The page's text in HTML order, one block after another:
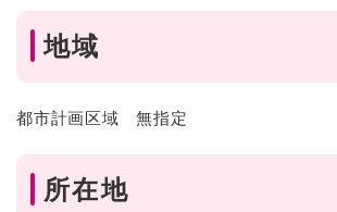
地域
都市計画区域 無指定
所在地